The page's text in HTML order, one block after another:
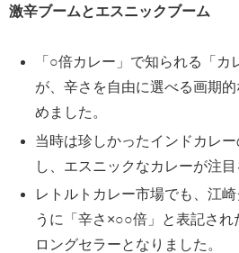
激辛ブームとエスニックブーム
「○倍カレー」で知られる「カ
が、辛さを自由に選べる画期
めました。
当時は珍しかったインドカレ
し、エスニックなカレーが注目
レトルトカレー市場でも、江
うに「辛さ×○○倍」と表記され
ロングセラーとなりました。